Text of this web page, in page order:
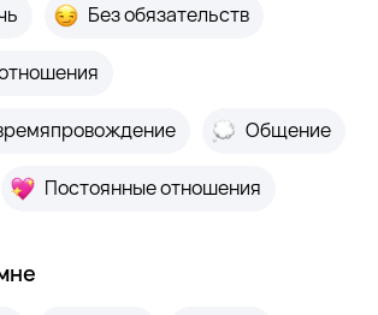
Без обязательств
Общение
Постоянные отношения